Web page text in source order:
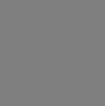
700Wh